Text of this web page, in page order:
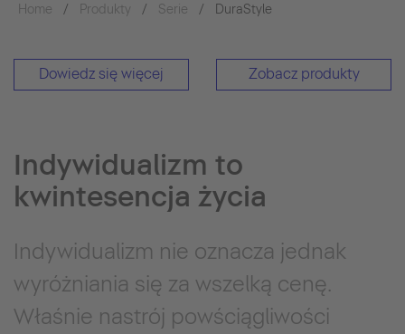
Home Produkty Serie DuraStyle
Dowiedz się więcej Zobacz produkty
Indywidualizm to
kwintesencja życia
Indywidualizm nie oznacza jednak
wyróżniania się za wszelką cenę.
Właśnie nastrój powściągliwości